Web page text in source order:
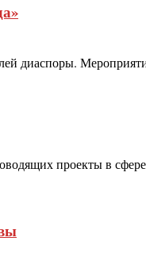
диаспоры.
проекты в